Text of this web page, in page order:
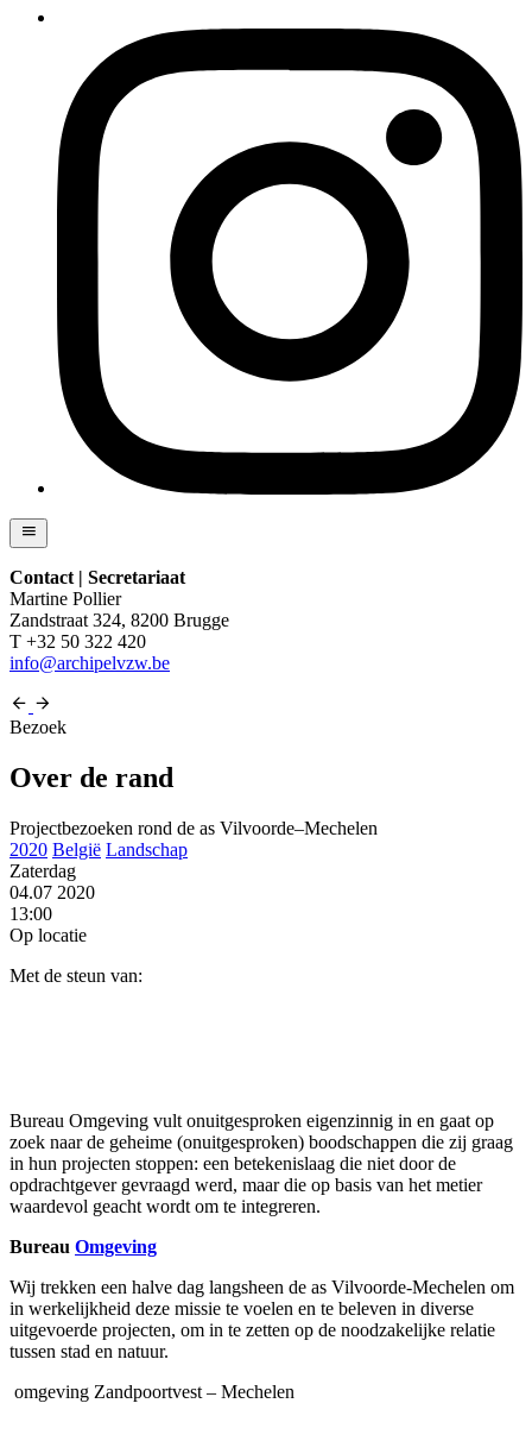
Contact | Secretariaat
Martine Pollier
Zandstraat 324, 8200 Brugge
T +32 50 322 420
info@archipelvzw.be
Bezoek
Over de rand
Projectbezoeken rond de as Vilvoorde–Mechelen
2020 België Landschap
Zaterdag
04.07 2020
13:00
Op locatie
Met de steun van:
Bureau Omgeving vult onuitgesproken eigenzinnig in en gaat op
zoek naar de geheime (onuitgesproken) boodschappen die zij graag
in hun projecten stoppen: een betekenislaag die niet door de
opdrachtgever gevraagd werd, maar die op basis van het metier
waardevol geacht wordt om te integreren.
Bureau Omgeving
Wij trekken een halve dag langsheen de as Vilvoorde-Mechelen om
in werkelijkheid deze missie te voelen en te beleven in diverse
uitgevoerde projecten, om in te zetten op de noodzakelijke relatie
tussen stad en natuur.
omgeving Zandpoortvest – Mechelen